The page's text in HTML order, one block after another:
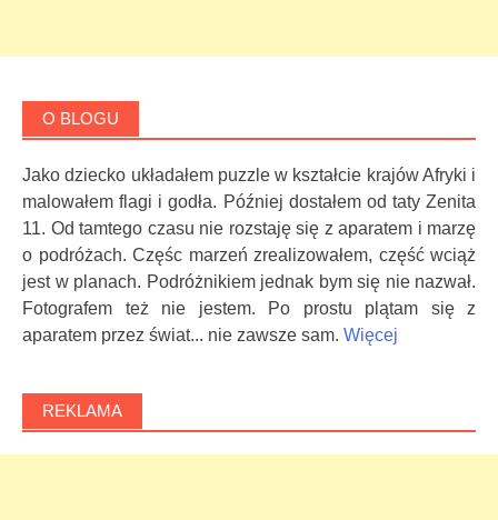
O BLOGU
Jako dziecko układałem puzzle w kształcie krajów Afryki i
malowałem flagi i godła. Później dostałem od taty Zenita
11. Od tamtego czasu nie rozstaję się z aparatem i marzę
o podróżach. Częśc marzeń zrealizowałem, część wciąż
jest w planach. Podróżnikiem jednak bym się nie nazwał.
Fotografem też nie jestem. Po prostu plątam się z
aparatem przez świat... nie zawsze sam. Więcej
REKLAMA